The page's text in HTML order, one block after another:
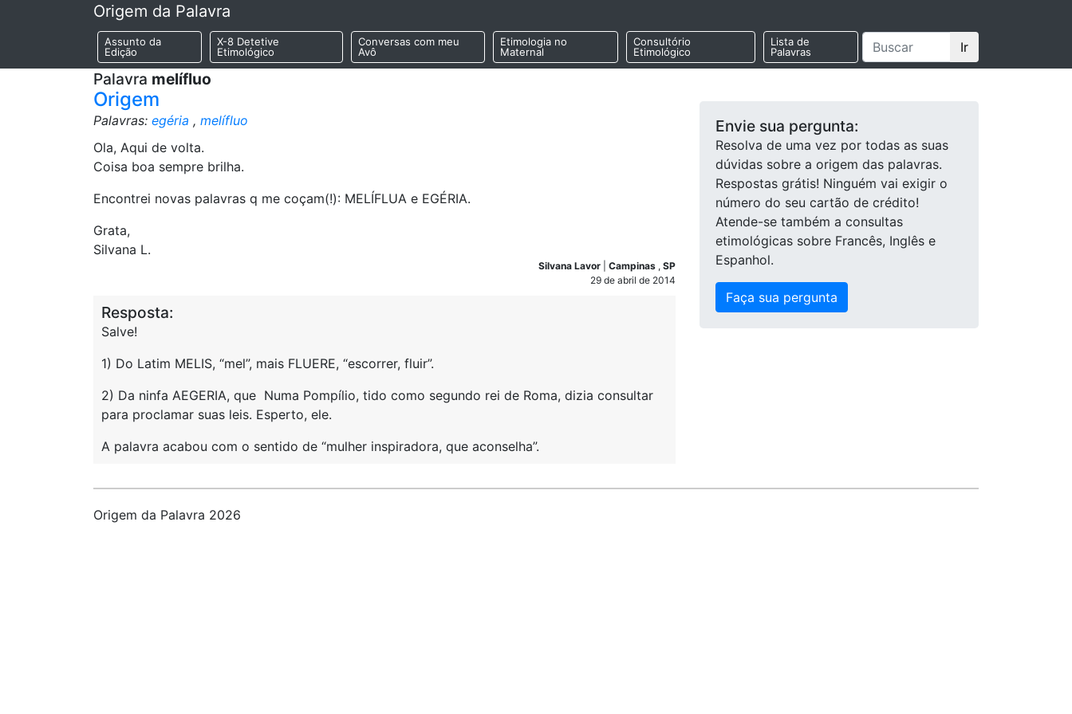
Origem da Palavra
Assunto da
Edição
X-8 Detetive
Etimológico
Conversas com meu
Avô
Etimologia no
Maternal
Consultório
Etimológico
Lista de
Palavras
Ir
Palavra melífluo
Origem
Palavras: egéria , melífluo
Ola, Aqui de volta.
Coisa boa sempre brilha.
Encontrei novas palavras q me coçam(!): MELÍFLUA e EGÉRIA.
Grata,
Silvana L.
Silvana Lavor Campinas , SP
29 de abril de 2014
Resposta:
Salve!
1) Do Latim MELIS, “mel”, mais FLUERE, “escorrer, fluir”.
2) Da ninfa AEGERIA, que Numa Pompílio, tido como segundo rei de Roma, dizia consultar
para proclamar suas leis. Esperto, ele.
A palavra acabou com o sentido de “mulher inspiradora, que aconselha”.
Envie sua pergunta:
Resolva de uma vez por todas as suas
dúvidas sobre a origem das palavras.
Respostas grátis! Ninguém vai exigir o
número do seu cartão de crédito!
Atende-se também a consultas
etimológicas sobre Francês, Inglês e
Espanhol.
Faça sua pergunta
Origem da Palavra 2026